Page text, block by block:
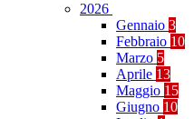
2026
Gennaio 3
Febbraio 10
Marzo 5
Aprile 13
Maggio 15
Giugno 10